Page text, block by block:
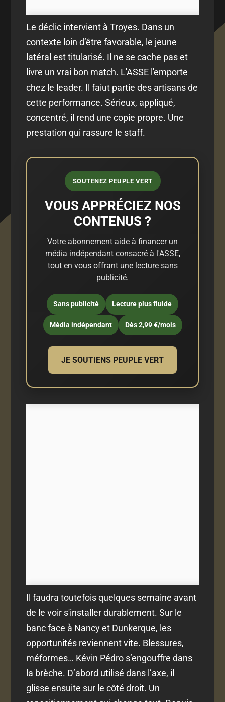
Le déclic intervient à Troyes. Dans un
contexte loin d’être favorable, le jeune
latéral est titularisé. Il ne se cache pas et
livre un vrai bon match. L'ASSE l'emporte
chez le leader. Il faiut partie des artisans de
cette performance. Sérieux, appliqué,
concentré, il rend une copie propre. Une
prestation qui rassure le staff.
SOUTENEZ PEUPLE VERT
VOUS APPRÉCIEZ NOS
CONTENUS ?
Votre abonnement aide à financer un
média indépendant consacré à l'ASSE,
tout en vous offrant une lecture sans
publicité.
Sans publicité Lecture plus fluide
Média indépendant Dès 2,99 €/mois
JE SOUTIENS PEUPLE VERT
Il faudra toutefois quelques semaine avant
de le voir s'installer durablement. Sur le
banc face à Nancy et Dunkerque, les
opportunités reviennent vite. Blessures,
méformes… Kévin Pédro s’engouffre dans
la brèche. D’abord utilisé dans l’axe, il
glisse ensuite sur le côté droit. Un